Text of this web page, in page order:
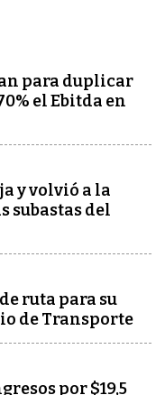
para duplicar
el Ebitda en
y volvió a la
subastas del
ruta para su
de Transporte
por $19,5